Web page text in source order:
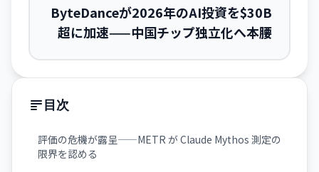
ByteDanceが2026年のAI投資を$30B
超に加速——中国チップ独立化へ本腰
目次
評価の危機が露呈——METR が Claude Mythos 測定の
限界を認める